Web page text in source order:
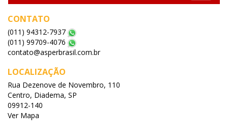
CONTATO
(011) 94312-7937
(011) 99709-4076
contato@asperbrasil.com.br
LOCALIZAÇÃO
Rua Dezenove de Novembro, 110
Centro, Diadema, SP
09912-140
Ver Mapa